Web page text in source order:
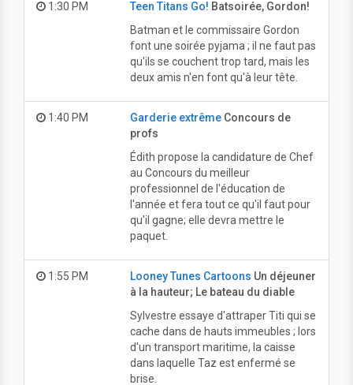
1:30 PM Teen Titans Go! Batsoirée, Gordon!
Batman et le commissaire Gordon
font une soirée pyjama ; il ne faut pas
qu'ils se couchent trop tard, mais les
deux amis n'en font qu'à leur tête.
1:40 PM Garderie extrêmeConcours de
profs
Édith propose la candidature de Chef
au Concours du meilleur
professionnel de l'éducation de
l'année et fera tout ce qu'il faut pour
qu'il gagne; elle devra mettre le
paquet.
1:55 PM Looney Tunes Cartoons Un déjeuner
à la hauteur; Le bateau du diable
Sylvestre essaye d'attraper Titi qui se
cache dans de hauts immeubles ; lors
d'un transport maritime, la caisse
dans laquelle Taz est enfermé se
brise.